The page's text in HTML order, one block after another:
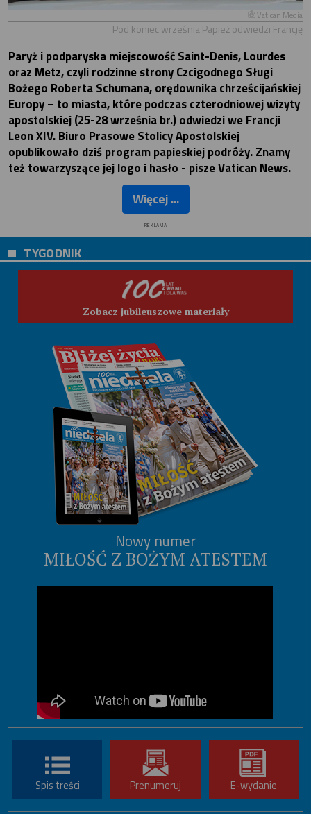
Vatican Media
Pod koniec września Papież odwiedzi Francję
Paryż i podparyska miejscowość Saint-Denis, Lourdes
oraz Metz, czyli rodzinne strony Czcigodnego Sługi
Bożego Roberta Schumana, orędownika chrześcijańskiej
Europy – to miasta, które podczas czterodniowej wizyty
apostolskiej (25-28 września br.) odwiedzi we Francji
Leon XIV. Biuro Prasowe Stolicy Apostolskiej
opublikowało dziś program papieskiej podróży. Znamy
też towarzyszące jej logo i hasło - pisze Vatican News.
Więcej ...
REKLAMA
TYGODNIK
Zobacz jubileuszowe materiały
Nowy numer
MIŁOŚĆ Z BOŻYM ATESTEM
Spis treści Prenumeruj E-wydanie